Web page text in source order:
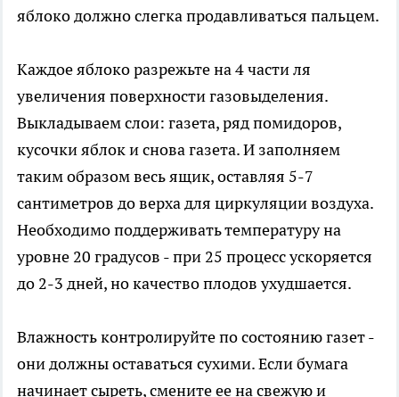
яблоко должно слегка продавливаться пальцем.
Каждое яблоко разрежьте на 4 части ля
увеличения поверхности газовыделения.
Выкладываем слои: газета, ряд помидоров,
кусочки яблок и снова газета. И заполняем
таким образом весь ящик, оставляя 5-7
сантиметров до верха для циркуляции воздуха.
Необходимо поддерживать температуру на
уровне 20 градусов - при 25 процесс ускоряется
до 2-3 дней, но качество плодов ухудшается.
Влажность контролируйте по состоянию газет -
они должны оставаться сухими. Если бумага
начинает сыреть, смените ее на свежую и